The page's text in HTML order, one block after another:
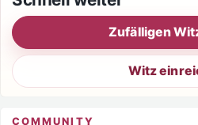
Zufälligen
Witz
COMMUNITY